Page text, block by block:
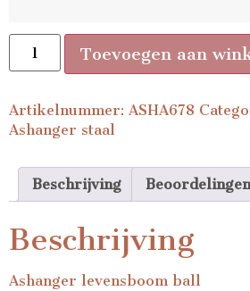
Toevoegen aan
Artikelnummer: ASHA678
Ashanger staal
Beschrijving
Beschrijving
Ashanger levensboom ball